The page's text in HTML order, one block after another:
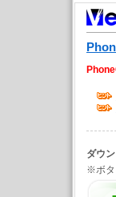
ダウ
※ボタ